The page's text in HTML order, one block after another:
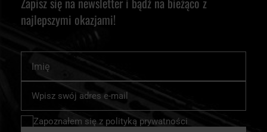
najlepszymi okazjami!
nasz
newsletter:
Zapoznałem się z polityką prywatności